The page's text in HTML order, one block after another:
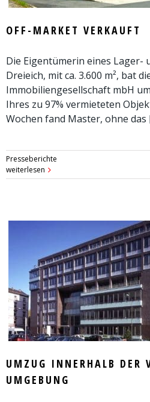
OFF-MARKET VERKAUFT
Die Eigentümerin eines Lager-
Dreieich, mit ca. 3.600 m², bat
Immobiliengesellschaft mbH
Ihres zu 97% vermieteten
Wochen fand Master, ohne das
Presseberichte
weiterlesen
UMZUG INNERHALB DER
UMGEBUNG